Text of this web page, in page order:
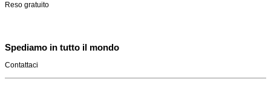
Reso gratuito
Spediamo in tutto il mondo
Contattaci